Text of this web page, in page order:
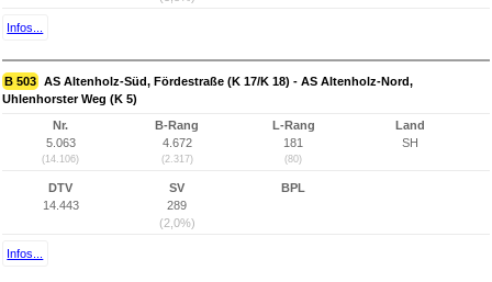
Infos...
B 503 AS Altenholz-Süd, Fördestraße (K 17/K 18) - AS Altenholz-Nord,
Uhlenhorster Weg (K 5)
Nr.
5.063
(14.106)
B-Rang
4.672
(2.317)
L-Rang
181
(80)
Land
SH
DTV
14.443
SV
289
(2,0%)
BPL
Infos...